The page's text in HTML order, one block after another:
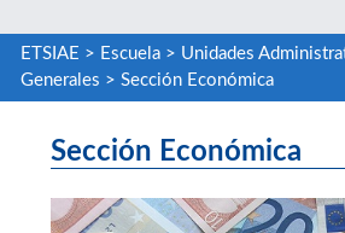
ETSIAE > Escuela> Unidades
Generales > Sección Económica
Sección Económica